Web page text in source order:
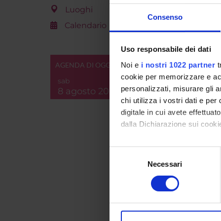
Consenso
Uso responsabile dei dati
Noi e i nostri 1022 partner
cookie per memorizzare e
personalizzati, misurare gli
chi utilizza i vostri dati e per
digitale in cui avete
dalla Dichiarazione sui
Con il tuo consenso,
raccogliere
digitali).
modificare o ritirare il tuo
Necessari
Luoghi
Calendario
AGENDA DI OGGI
sab
8 agosto 2026
Id
Handle
ultima